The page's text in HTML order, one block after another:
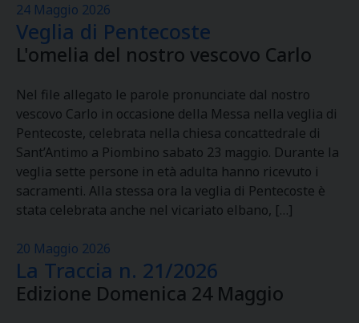
24 Maggio 2026
Veglia di Pentecoste
L'omelia del nostro vescovo Carlo
Nel file allegato le parole pronunciate dal nostro
vescovo Carlo in occasione della Messa nella veglia di
Pentecoste, celebrata nella chiesa concattedrale di
Sant’Antimo a Piombino sabato 23 maggio. Durante la
veglia sette persone in età adulta hanno ricevuto i
sacramenti. Alla stessa ora la veglia di Pentecoste è
stata celebrata anche nel vicariato elbano, […]
20 Maggio 2026
La Traccia n. 21/2026
Edizione Domenica 24 Maggio